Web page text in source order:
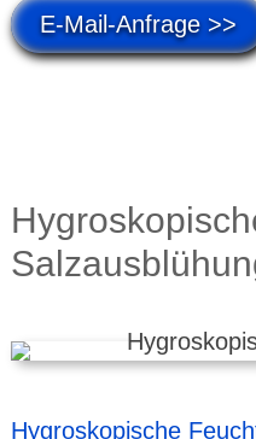
E-Mail-Anfrage >>
Hygros­kopische